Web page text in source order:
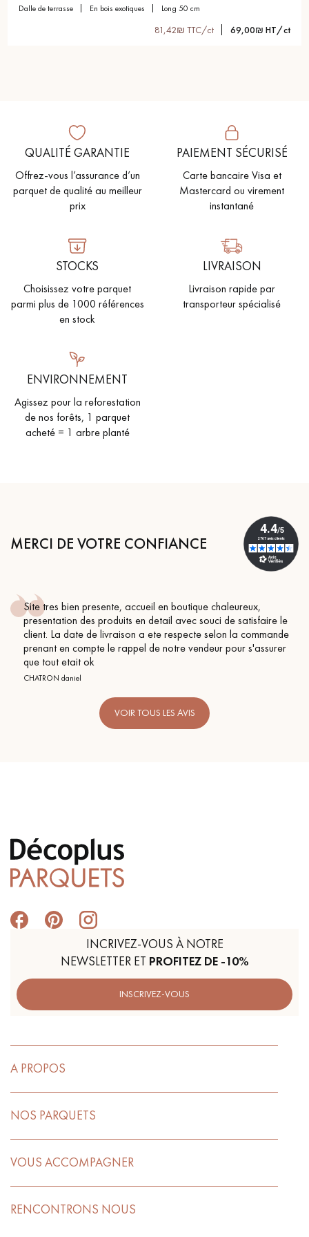
dalle de terrasse en bois exotiques long 50 cm
81,42₪ TTC/ct 69,00₪ HT/ct
QUALITÉ GARANTIE
Offrez-vous l’assurance d’un
parquet de qualité au meilleur
prix
PAIEMENT SÉCURISÉ
Carte bancaire Visa et
Mastercard ou virement
instantané
STOCKS
Choisissez votre parquet
parmi plus de 1000 références
en stock
LIVRAISON
Livraison rapide par
transporteur spécialisé
ENVIRONNEMENT
Agissez pour la reforestation
de nos forêts, 1 parquet
acheté = 1 arbre planté
MERCI DE VOTRE CONFIANCE
Site tres bien presente, accueil en boutique chaleureux,
presentation des produits en detail avec souci de satisfaire le
client. La date de livraison a ete respecte selon la commande
prenant en compte le rappel de notre vendeur pour s'assurer
que tout etait ok
CHATRON daniel
VOIR TOUS LES AVIS
INCRIVEZ-VOUS À NOTRE
NEWSLETTER ET PROFITEZ DE -10%
INSCRIVEZ-VOUS
A PROPOS
NOS PARQUETS
VOUS ACCOMPAGNER
RENCONTRONS NOUS